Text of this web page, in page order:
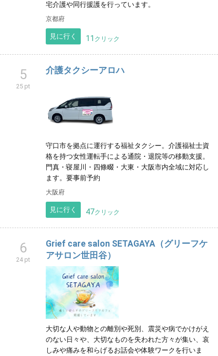
宅介護や同行援護を行っています。
京都府
見に行く 11 クリック
5
25 pt
介護タクシーアロハ
守口市を拠点に運行する福祉タクシー。介護福祉士資
格を持つ女性運転手による通院・退院等の移動支援。
門真・寝屋川・四條畷・大東・大阪市内全域に対応し
ます。要事前予約
大阪府
見に行く 47クリック
6
24 pt
Grief care salon SETAGAYA（グリーフケ
アサロン世田谷）
大切な人や動物との離別や死別、震災や病でかけがえ
のない日々や、大切なものを失われた方々が集い、哀
しみや痛みを和らげるお話会や体験ワークを行いま